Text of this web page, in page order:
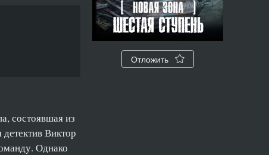
Отложить
состоявшая из
Виктор
Однако